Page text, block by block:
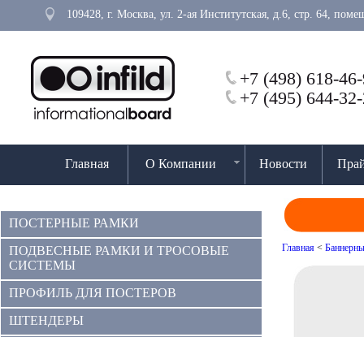
109428, г. Москва, ул. 2-ая Институтская, д.6, стр. 64,
+7 (498) 618-
+7 (495) 644-
Главная О Компании Новости
ПОСТЕРНЫЕ РАМКИ
ПОДВЕСНЫЕ РАМКИ И ТРОСОВЫЕ
СИСТЕМЫ
ПРОФИЛЬ ДЛЯ ПОСТЕРОВ
ШТЕНДЕРЫ
Главная <